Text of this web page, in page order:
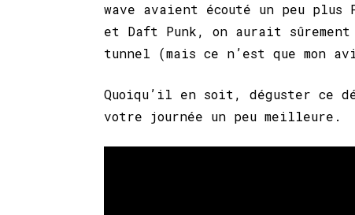
wave avaient écouté un peu
et Daft Punk, on aurait
tunnel (mais ce n’est que mon
Quoiqu’il en soit, déguster ce
votre journée un peu meilleure.